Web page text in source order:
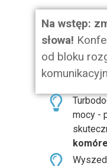
Na wstęp:
słowa!
od bloku
mocy -